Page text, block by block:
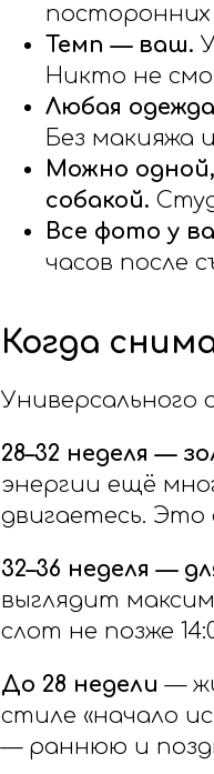
посторонних
Темп — ваш.
Никто не
Любая
Без макияжа
Можно
собакой.
Все фото у
часов после
Когда
28–32 неделя —
энергии ещё
двигаетесь.
32–36 неделя —
выглядит
слот не позже
До 28 недели —
стиле «начало
— раннюю и